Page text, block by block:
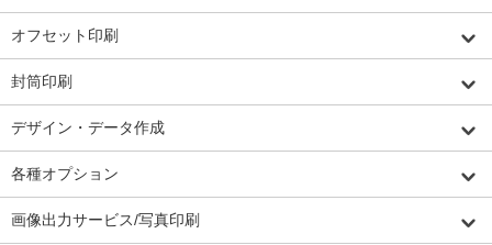
オフセット印刷
封筒印刷
デザイン・データ作成
各種オプション
画像出力サービス/写真印刷